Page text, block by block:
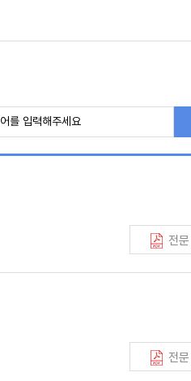
전문
전문